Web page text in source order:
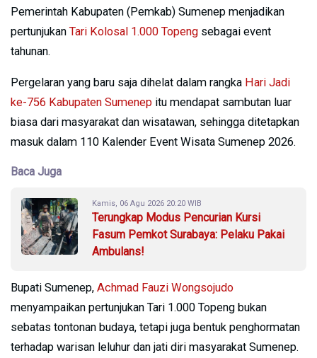
Pemerintah Kabupaten (Pemkab) Sumenep menjadikan
pertunjukan Tari Kolosal 1.000 Topeng sebagai event
tahunan.
Pergelaran yang baru saja dihelat dalam rangka Hari Jadi
ke-756 Kabupaten Sumenep itu mendapat sambutan luar
biasa dari masyarakat dan wisatawan, sehingga ditetapkan
masuk dalam 110 Kalender Event Wisata Sumenep 2026.
Baca Juga
Kamis, 06 Agu 2026 20:20 WIB
Terungkap Modus Pencurian Kursi
Fasum Pemkot Surabaya: Pelaku Pakai
Ambulans!
Bupati Sumenep, Achmad Fauzi Wongsojudo
menyampaikan pertunjukan Tari 1.000 Topeng bukan
sebatas tontonan budaya, tetapi juga bentuk penghormatan
terhadap warisan leluhur dan jati diri masyarakat Sumenep.